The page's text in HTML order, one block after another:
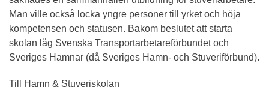
Man ville också locka yngre personer till yrket och höja
kompetensen och statusen. Bakom beslutet att starta
skolan låg Svenska Transportarbetareförbundet och
Sveriges Hamnar (då Sveriges Hamn- och Stuveriförbund).
Till Hamn & Stuveriskolan